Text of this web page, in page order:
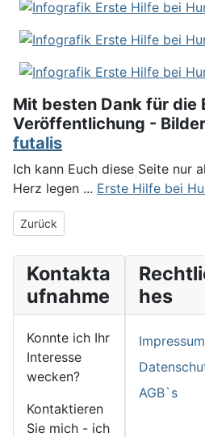
Mit besten Dank für die
Veröffentlichung -
futalis
Ich kann Euch diese Seite nur
Herz legen ... Erste Hilfe bei
Vorheriger Beitrag: ersten Tage
Zurück
Kontakta
ufnahme
Konnte ich Ihr
Interesse
wecken?
Kontaktieren
Sie mich - ich
hes
Impressum
AGB`s